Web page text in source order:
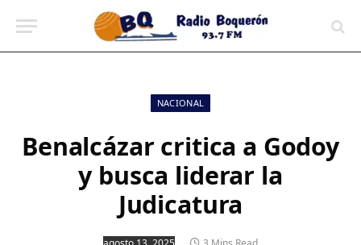
NACIONAL
Benalcázar critica a Godoy
y busca liderar la
Judicatura